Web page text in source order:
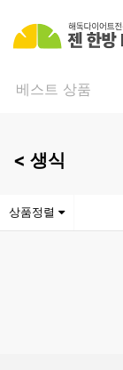
베스트 상품
< 생식
상품정렬